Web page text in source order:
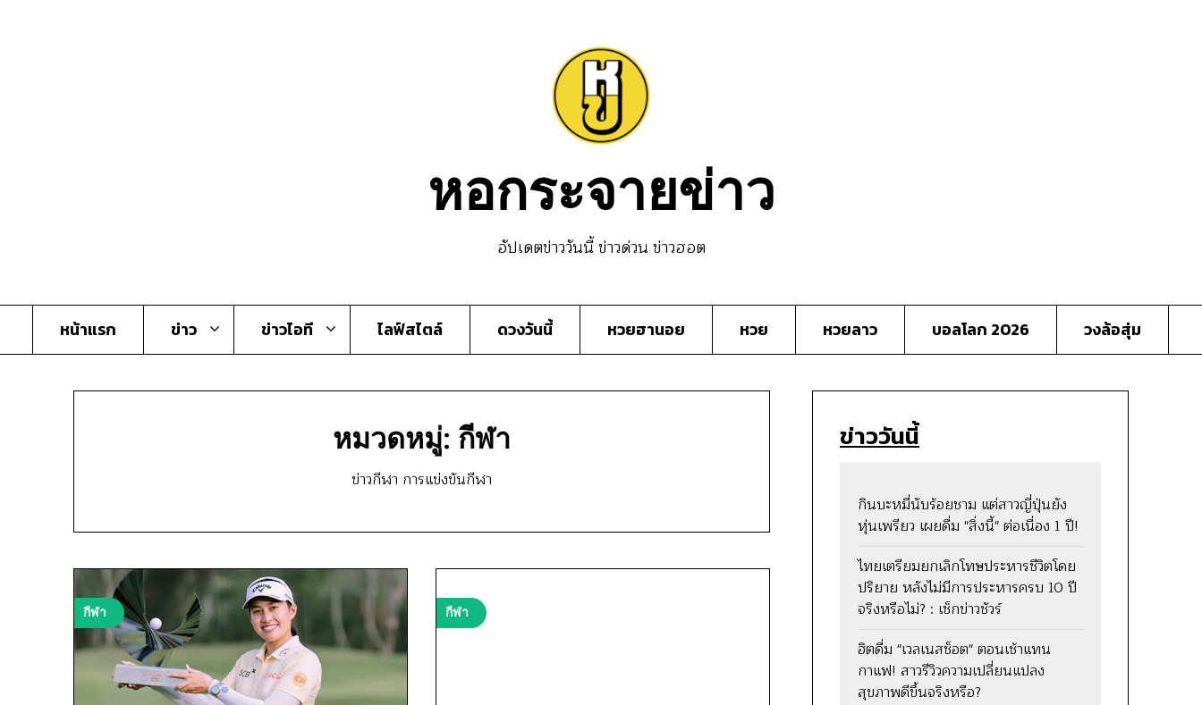
หอกระจายข่าว
อัปเดตข่าววันนี้ ข่าวด่วน ข่าวฮอต
หน้าแรก ข่าว ข่าวไอที ไลฟ์สไตล์ ดวงวันนี้ หวยฮานอย หวย หวยลาว บอลโลก 2026 วงล้อสุ่ม
หมวดหมู่: กีฬา
ข่าวกีฬา การแข่งขันกีฬา
กีฬา กีฬา
ข่าววันนี้
กินบะหมี่นับร้อยชาม แต่สาวญี่ปุ่นยัง
หุ่นเพรียว เผยดื่ม "สิ่งนี้" ต่อเนื่อง 1 ปี!
ไทยเตรียมยกเลิกโทษประหารชีวิตโดย
ปริยาย หลังไม่มีการประหารครบ 10 ปี
จริงหรือไม่? : เช็กข่าวชัวร์
ฮิตดื่ม "เวลเนสช็อต" ตอนเช้าแทน
กาแฟ! สาวรีวิวความเปลี่ยนแปลง
สุขภาพดีขึ้นจริงหรือ?